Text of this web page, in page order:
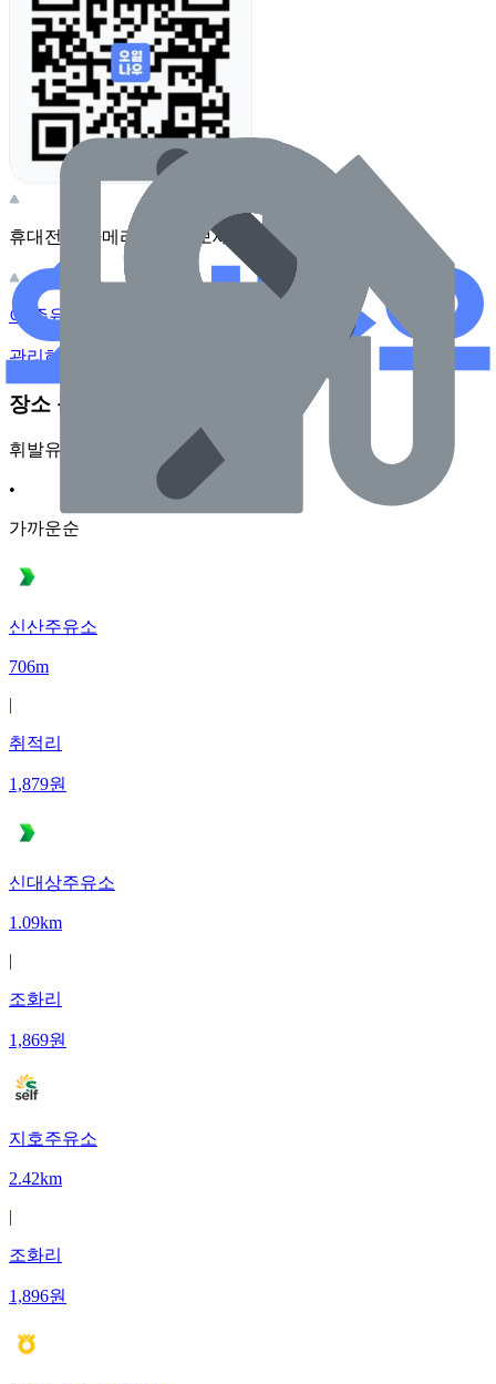
휴대전화 카메라로 찍어보세요
이 주유소의 사장님이신가요?
관리하기
장소 근처 주유소
휘발유
•
가까운순
신산주유소
706m
|
취적리
1,879원
신대상주유소
1.09km
|
조화리
1,869원
지호주유소
2.42km
|
조화리
1,896원